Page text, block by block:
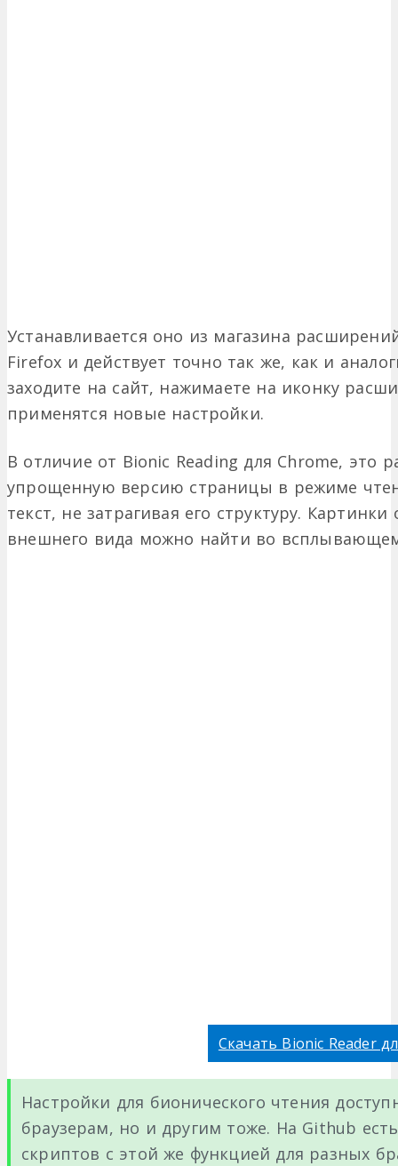
Устанавливается оно из магазина
Firefox и действует точно так же, как и
заходите на сайт, нажимаете на иконку
применятся новые настройки.
В отличие от Bionic Reading для Chrome, это
упрощенную версию страницы в режиме
текст, не затрагивая его структуру.
внешнего вида можно найти во
Скачать Bionic Reader
Настройки для бионического чтения
браузерам, но и другим тоже. На Github
скриптов с этой же функцией для разных